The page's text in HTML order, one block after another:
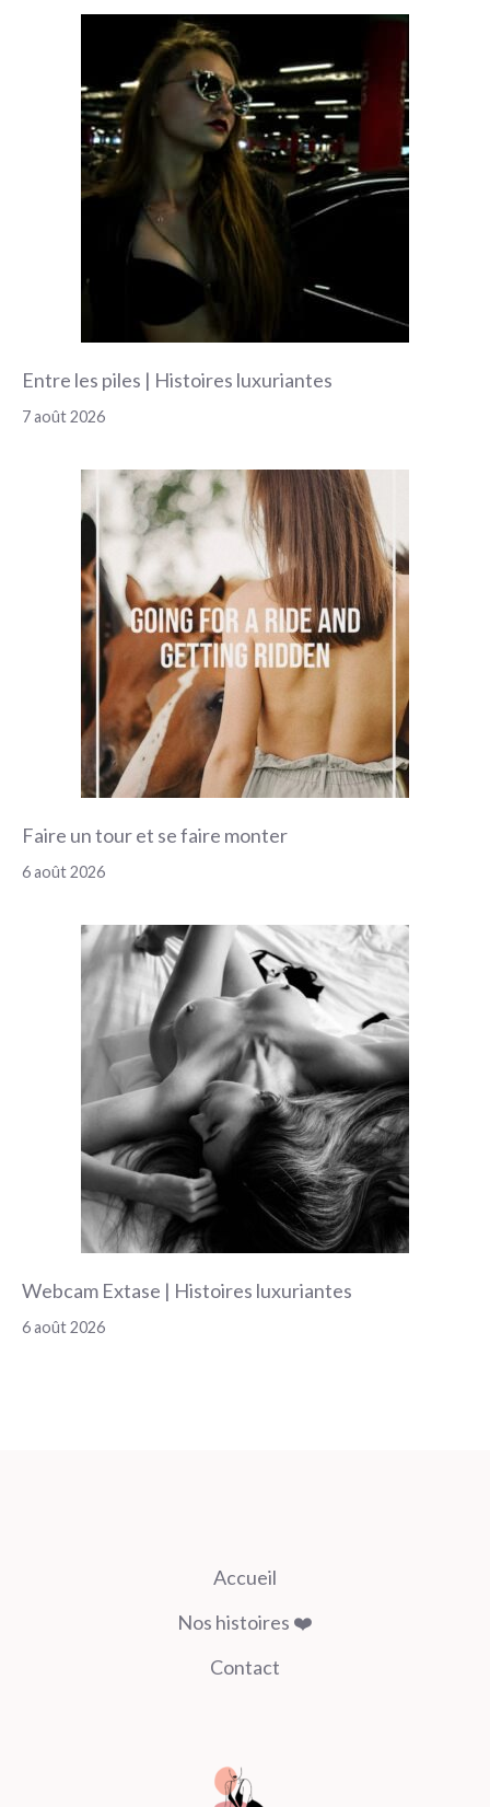
Entre les piles | Histoires luxuriantes
7 août 2026
Faire un tour et se faire monter
6 août 2026
Webcam Extase | Histoires luxuriantes
6 août 2026
Accueil
Nos histoires ❤️
Contact